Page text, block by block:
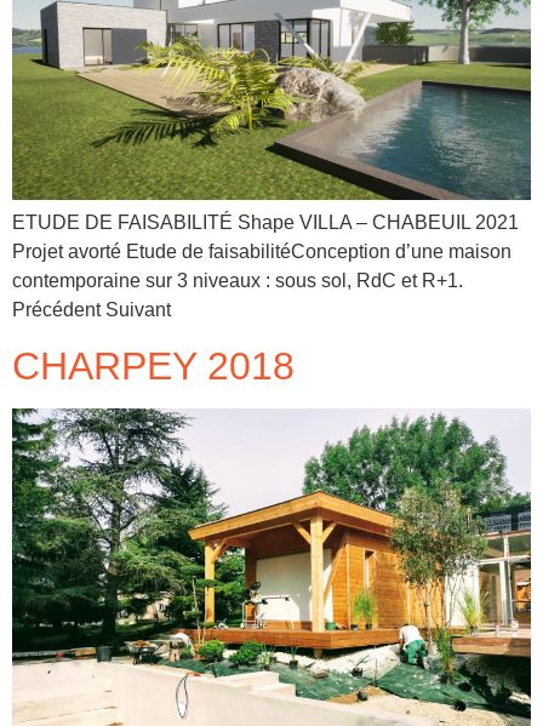
ETUDE DE FAISABILITÉ Shape VILLA – CHABEUIL 2021
Projet avorté Etude de faisabilitéConception d’une maison
contemporaine sur 3 niveaux : sous sol, RdC et R+1.
Précédent Suivant
CHARPEY 2018